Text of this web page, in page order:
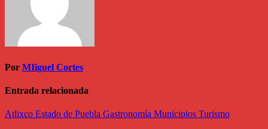
Por MIiguel Cortes
Entrada relacionada
Atlixco Estado de Puebla Gastronomía Municipios Turismo